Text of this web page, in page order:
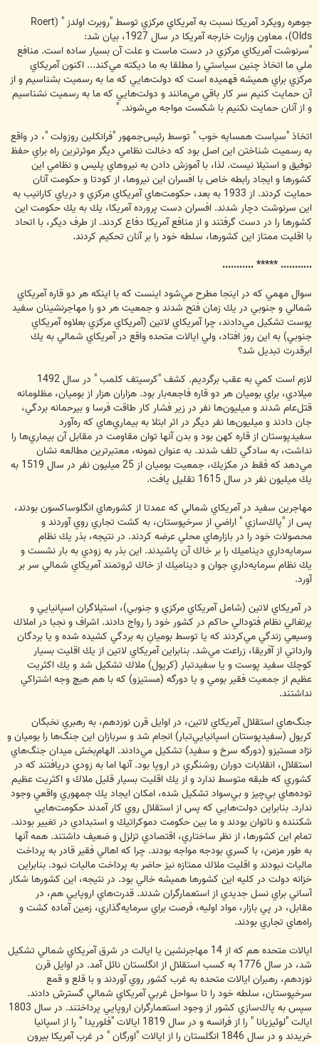
جوهره رويكرد آمريكا نسبت به آمريكاي مركزي توسط "روبرت اولدز " (Roert
Olds)، معاون وزارت خارجه آمريكا در سال 1927، بيان شد:
"سرنوشت آمريكاي مركزي در دست ماست و علت آن بسيار ساده است. منافع
ملي ما اتخاذ چنين سياستي را مطلقا به ما ديكته مي‌كند... اكنون آمريكاي
مركزي براي هميشه فهميده است كه دولت‌هايي كه ما به رسميت بشناسيم و از
آن حمايت كنيم سر كار باقي مي‌مانند و دولت‌هايي كه ما به رسميت نشناسيم
و از آنان حمايت نكنيم با شكست مواجه مي‌شوند. "
اتخاذ "سياست همسايه خوب " توسط رئيس‌جمهور "فرانكلين روزولت "، در واقع
به رسميت شناختن اين اصل بود كه دخالت نظامي ديگر موثرترين راه براي حفظ
توفيق و استيلا نيست. لذا، با آموزش دادن به نيروهاي پليس و نظامي اين
كشورها و ايجاد رابطه خاص با افسران اين نيروها، از كودتا و حكومت آنان
حمايت كردند. از 1933 به بعد، حكومت‌هاي آمريكاي مركزي و درياي كارانيب به
اين سرنوشت دچار شدند. افسران دست پرورده آمريكا، يك به يك حكومت اين
كشورها را در دست گرفتند و از منافع آمريكا دفاع كردند. از طرف ديگر، با اتحاد
با اقليت ممتاز اين كشور‌ها، سلطه خود را بر آنان تحكيم كردند.
........... ***** ...........
سوال مهمي كه در اينجا مطرح مي‌شود اينست كه با اينكه هر دو قاره‌ آمريكاي
شمالي و جنوبي در يك زمان فتح شدند و جمعيت هر دو را مهاجرنشينان سفيد
پوست تشكيل مي‌دادند، چرا آمريكاي لاتين (آمريكاي مركزي بعلاوه آمريكاي
جنوبي) به اين روز افتاد، ولي ايالات متحده واقع در آمريكاي شمالي به يك
ابرقدرت تبديل شد؟
لازم است كمي به عقب برگرديم. كشف "كرسيتف كلمب " در سال 1492
ميلادي، براي بوميان هر دو قاره فاجعه‌بار بود. هزاران هزار از بوميان، مظلومانه
قتل‌عام شدند و ميليون‌ها نفر در زير فشار كار طاقت فرسا و بيرحمانه بردگي،
جان دادند و ميليون‌ها نفر ديگر در اثر ابتلا به بيماري‌هاي كه ره‌آورد
سفيد‌پوستان از قاره كهن بود و بدن آنها توان مقاومت در مقابل آن بيماري‌ها را
نداشت، به سادگي تلف شدند. به عنوان نمونه، معتبرترين مطالعه نشان
مي‌دهد كه فقط در مكزيك، جمعيت بوميان از 25 ميليون نفر در سال 1519 به
يك ميليون نفر در سال 1615 تقليل يافت.
مهاجرين سفيد در آمريكاي شمالي كه عمدتا از كشورهاي انگلوساكسون بودند،
پس از "پاك‌سازي " اراضي از سرخپوستان، به كشت تجاري روي آوردند و
محصولات خود را در بازارهاي محلي عرضه كردند. در نتيجه، بذر يك نظام
سرمايه‌داري ديناميك را بر خاك آن پاشيدند. اين بذر به زودي به بار نشست و
يك نظام سرمايه‌داري جوان و ديناميك از خاك ثروتمند آمريكاي شمالي سر بر
آورد.
در آمريكاي لاتين (شامل آمريكاي مركزي و جنوبي)، استيلاگران اسپانيايي و
پرتغالي نظام فتودالي حاكم در كشور خود را رواج دادند. اشراف و نجبا در املاك
وسيعي زندگي مي‌كردند كه يا توسط بوميانِ به بردگي كشيده شده و يا بردگان
وارداتي از آفريقا، زراعت مي‌شد. بنابراين آمريكاي لاتين از يك اقليت بسيار
كوچك سفيد پوست و يا سفيد‌تبار (كريول) ملاك تشكيل شد و يك اكثريت
عظيم از جمعيت فقير بومي و يا دورگه (مستيزو) كه با هم هيچ وجه اشتراكي
نداشتند.
جنگ‌هاي استقلال آمريكاي لاتين، در اوايل قرن نوزدهم، به رهبري نخبگان
كريول (سفيد‌پوستان اسپانيايي‌تبار) انجام شد و سربازان اين جنگ‌ها را بوميان و
نژاد مستيزو (دورگه سرخ و سفيد) تشكيل مي‌دادند. الهام‌بخش ميدان جنگ‌هاي
استقلال، انقلابات دوران روشنگري در اروپا بود. آنها اما به زودي دريافتند كه در
كشوري كه طبقه متوسط ندارد و از يك اقليت بسيار قليل ملاك و اكثريت عظيم
توده‌هاي بي‌چيز و بي‌سواد تشكيل شده، امكان ايجاد يك جمهوري واقعي وجود
ندارد. بنابراين دولت‌هايي كه پس از استقلال روي كار آمدند حكومت‌هايي
شكننده و ناتوان بودند و ما بين حكومت دموكراتيك و استبدادي در تغيير بودند.
تمام اين كشورها، از نظر ساختاري، اقتصادي تزلزل و ضعيف داشتند. همه آنها
به طور مزمن، با كسري بودجه مواجه بودند. چرا كه اهالي فقير قادر به پرداخت
ماليات نبودند و اقليت ملاك ممتازه نيز حاضر به پرداخت ماليات نبود. بنابراين
خزانه دولت در كليه اين كشور‌ها هميشه خالي بود. در نتيجه، اين كشورها شكار
آساني براي نسل جديدي از استعمارگران شدند. قدرت‌هاي اروپايي هم، در
مقابل، در پي بازار، مواد اوليه، فرصت براي سرمايه‌گذاري، زمين آماده كشت و
راه‌هاي تجاري بودند.
ايالات متحده هم كه از 14 مهاجرنشين يا ايالت در شرق آمريكاي شمالي تشكيل
شد، در سال 1776 به كسب استقلال از انگلستان نائل آمد. در اوايل قرن
نوزدهم، رهبران ايالات متحده به غرب كشور روي ‌آوردند و با قلع و قمع
سرخپوستان، سلطه خود را تا سواحل غربي آمريكاي شمالي گسترش دادند.
سپس به پاك‌سازي كشور از وجود استعمارگران اروپايي پرداختند. در سال 1803
ايالت "لوئيزيانا " را از فرانسه و در سال 1819 ايالات "فلوريدا " را از اسپانيا
خريدند و در سال 1846 انگلستان را از ايالات "اورگان " در غرب آمريكا بيرون